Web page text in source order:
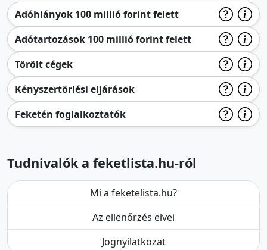
Adóhiányok 100 millió forint felett
Adótartozások 100 millió forint felett
Törölt cégek
Kényszertörlési eljárások
Feketén foglalkoztatók
Tudnivalók a feketlista.hu-ról
Mi a feketelista.hu?
Az ellenőrzés elvei
Jognyilatkozat